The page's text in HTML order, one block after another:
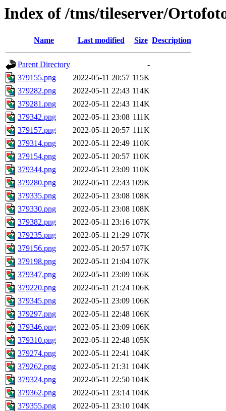
Index of /tms/tileserver/
Name Last modified Size Description
Parent Directory
-
379155.png
2022-05-11 20:57 115K
379282.png
2022-05-11 22:43 114K
379281.png
2022-05-11 22:43 114K
379342.png
2022-05-11 23:08 111K
379157.png
2022-05-11 20:57 111K
379314.png
2022-05-11 22:49 110K
379154.png
2022-05-11 20:57 110K
379344.png
2022-05-11 23:09 110K
379280.png
2022-05-11 22:43 109K
379335.png
2022-05-11 23:08 108K
379330.png
2022-05-11 23:08 108K
379382.png
2022-05-11 23:16 107K
379235.png
2022-05-11 21:29 107K
379156.png
2022-05-11 20:57 107K
379198.png
2022-05-11 21:04 107K
379347.png
2022-05-11 23:09 106K
379220.png
2022-05-11 21:24 106K
379345.png
2022-05-11 23:09 106K
379297.png
2022-05-11 22:48 106K
379346.png
2022-05-11 23:09 106K
379310.png
2022-05-11 22:48 105K
379274.png
2022-05-11 22:41 104K
379262.png
2022-05-11 21:31 104K
379324.png
2022-05-11 22:50 104K
379362.png
2022-05-11 23:14 104K
379355.png
2022-05-11 23:10 104K